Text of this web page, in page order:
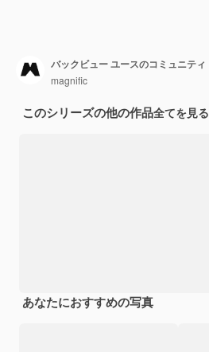
バックビュー ユースのコミュニティ
magnific
このシリーズの他の作品全てを見る
あなたにおすすめの写真